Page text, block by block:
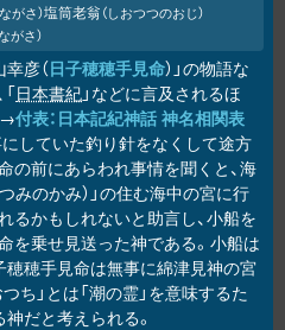
がさ）塩筒老翁（しおつつのおじ）
ながさ）
彦（日子穂穂手見命）」の物語な
「日本書紀」などに言及されるほ
→付表：日本記紀神話 神名相関表
にしていた釣り針をなくして途方
の前にあらわれ事情を聞くと、海
つみのかみ）」の住む海中の宮に行
るかもしれないと助言し、小船を
を乗せ見送った神である。小船は
穂穂手見命は無事に綿津見神の宮
ち」とは「潮の霊」を意味するた
だと考えられる。